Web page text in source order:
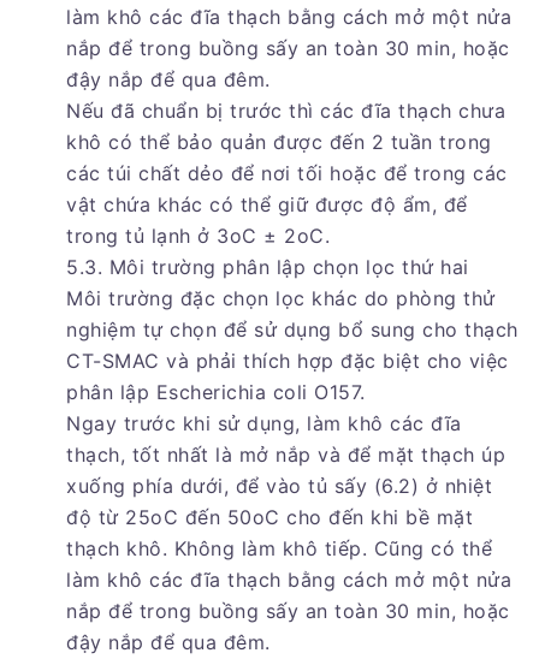
làm khô các đĩa thạch bằng cách mở một nửa
nắp để trong buồng sấy an toàn 30 min, hoặc
đậy nắp để qua đêm.
Nếu đã chuẩn bị trước thì các đĩa thạch chưa
khô có thể bảo quản được đến 2 tuần trong
các túi chất dẻo để nơi tối hoặc để trong các
vật chứa khác có thể giữ được độ ẩm, để
trong tủ lạnh ở 3oC ± 2oC.
5.3. Môi trường phân lập chọn lọc thứ hai
Môi trường đặc chọn lọc khác do phòng thử
nghiệm tự chọn để sử dụng bổ sung cho thạch
CT-SMAC và phải thích hợp đặc biệt cho việc
phân lập Escherichia coli O157.
Ngay trước khi sử dụng, làm khô các đĩa
thạch, tốt nhất là mở nắp và để mặt thạch úp
xuống phía dưới, để vào tủ sấy (6.2) ở nhiệt
độ từ 25oC đến 50oC cho đến khi bề mặt
thạch khô. Không làm khô tiếp. Cũng có thể
làm khô các đĩa thạch bằng cách mở một nửa
nắp để trong buồng sấy an toàn 30 min, hoặc
đậy nắp để qua đêm.